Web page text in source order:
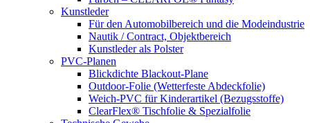
Kunstleder
Für den Automobilbereich und die Modeindustrie
Nautik / Contract, Objektbereich
Kunstleder als Polster
PVC-Planen
Blickdichte Blackout-Plane
Outdoor-Folie (Wetterfeste Abdeckfolie)
Weich-PVC für Kinderartikel (Bezugsstoffe)
ClearFlex® Tischfolie & Spezialfolie